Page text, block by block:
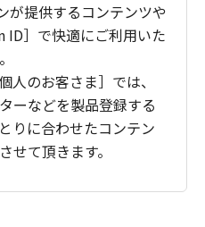
が提供するコンテンツや
ID］で快適にご利用いた
人のお客さま］では、
ーなどを製品登録する
りに合わせたコンテン
せて頂きます。